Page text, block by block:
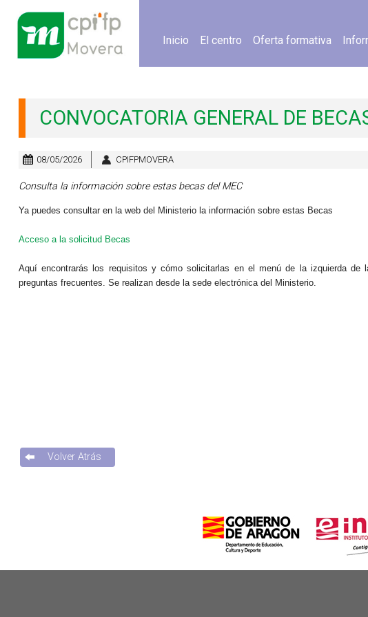
Inicio El centro Oferta formativa
CONVOCATORIA GENERAL DE
08/05/2026 CPIFPMOVERA
Consulta la información sobre estas becas del MEC
Ya puedes consultar en la web del Ministerio la información sobre estas Becas
Acceso a la solicitud Becas
Aquí encontrarás los requisitos y cómo solicitarlas en el menú de la izquierda de
preguntas frecuentes. Se realizan desde la sede electrónica del Ministerio.
Volver Atrás